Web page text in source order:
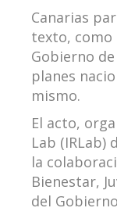
Canarias
texto, como
Gobierno
planes
mismo.
El acto,
Lab (IRLab)
la
Bienestar,
del